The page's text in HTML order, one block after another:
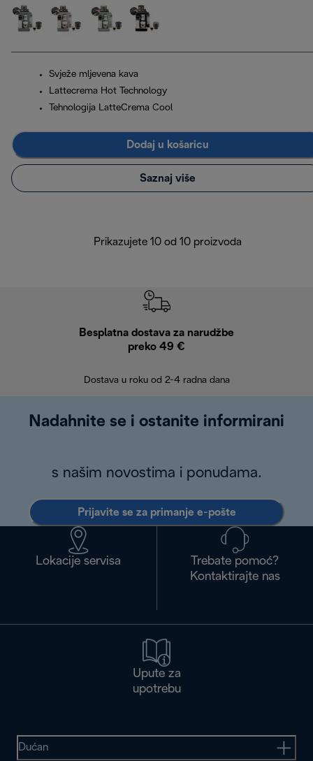
Svježe mljevena kava
Lattecrema Hot Technology
Tehnologija LatteCrema Cool
Dodaj u košaricu
Saznaj više
Prikazujete 10 od 10 proizvoda
Besplatna dostava za narudžbe
preko 49 €
Dostava u roku od 2-4 radna dana
Nadahnite se i ostanite informirani
s našim novostima i ponudama.
Prijavite se za primanje e-pošte
Lokacije servisa
Trebate pomoć?
Kontaktirajte nas
Upute za
upotrebu
Dućan